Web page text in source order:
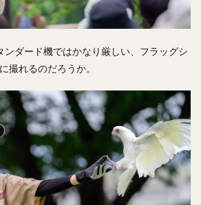
ンダード機ではかなり厳しい、フラッグシ
撮れるのだろうか。